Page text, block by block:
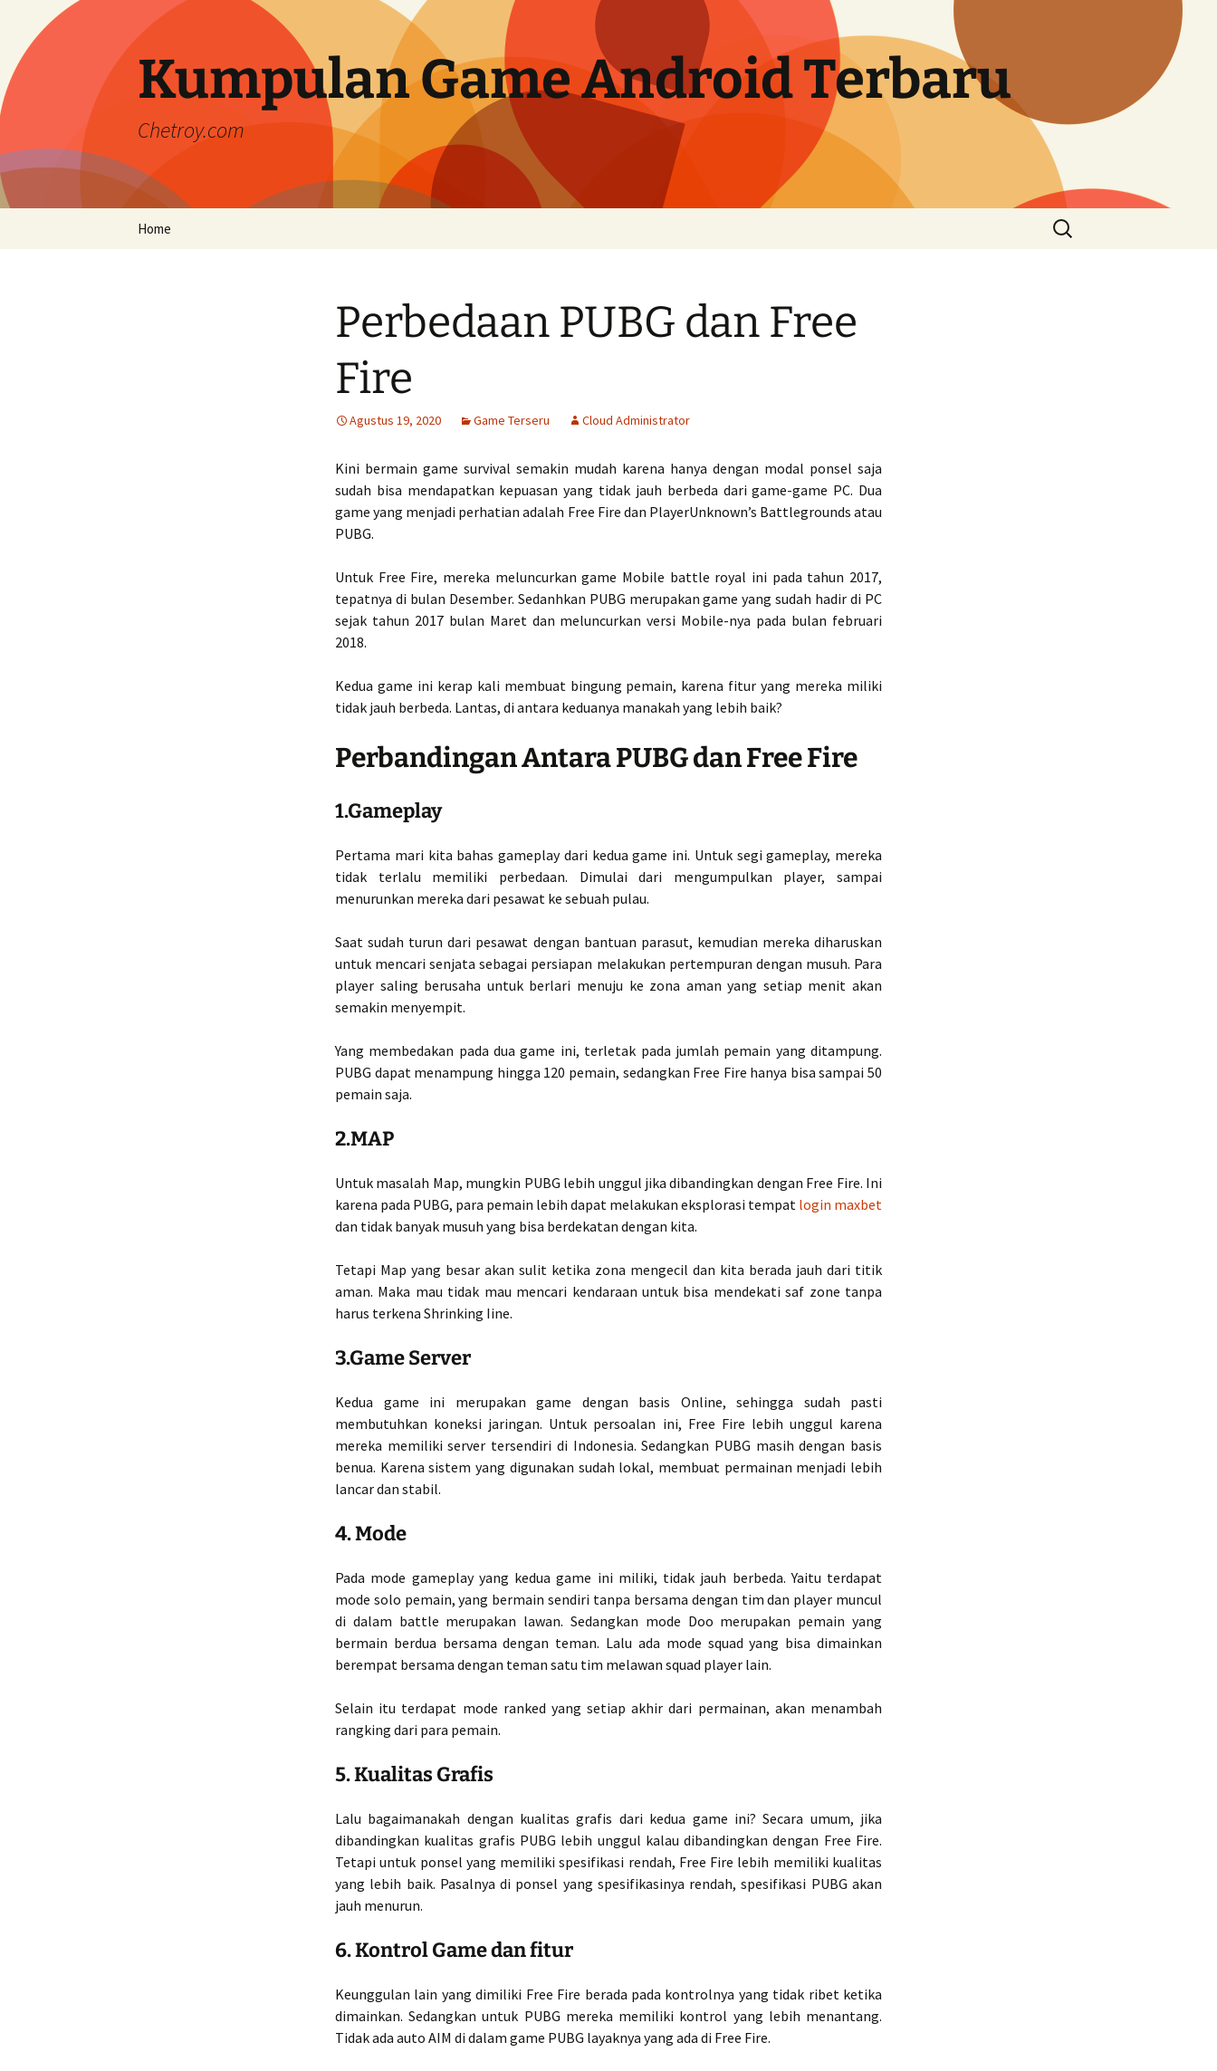
Langsung
Kumpulan Game Android Terbaru
Chetroy.com
Home
Cari
untuk:
Perbedaan PUBG dan Free
Fire
Agustus 19, 2020 Game Terseru Cloud Administrator
Kini bermain game survival semakin mudah karena hanya dengan modal ponsel saja
sudah bisa mendapatkan kepuasan yang tidak jauh berbeda dari game-game PC. Dua
game yang menjadi perhatian adalah Free Fire dan PlayerUnknown’s Battlegrounds atau
PUBG.
Untuk Free Fire, mereka meluncurkan game Mobile battle royal ini pada tahun 2017,
tepatnya di bulan Desember. Sedanhkan PUBG merupakan game yang sudah hadir di PC
sejak tahun 2017 bulan Maret dan meluncurkan versi Mobile-nya pada bulan februari
2018.
Kedua game ini kerap kali membuat bingung pemain, karena fitur yang mereka miliki
tidak jauh berbeda. Lantas, di antara keduanya manakah yang lebih baik?
Perbandingan Antara PUBG dan Free Fire
1.Gameplay
Pertama mari kita bahas gameplay dari kedua game ini. Untuk segi gameplay, mereka
tidak terlalu memiliki perbedaan. Dimulai dari mengumpulkan player, sampai
menurunkan mereka dari pesawat ke sebuah pulau.
Saat sudah turun dari pesawat dengan bantuan parasut, kemudian mereka diharuskan
untuk mencari senjata sebagai persiapan melakukan pertempuran dengan musuh. Para
player saling berusaha untuk berlari menuju ke zona aman yang setiap menit akan
semakin menyempit.
Yang membedakan pada dua game ini, terletak pada jumlah pemain yang ditampung.
PUBG dapat menampung hingga 120 pemain, sedangkan Free Fire hanya bisa sampai 50
pemain saja.
2.MAP
Untuk masalah Map, mungkin PUBG lebih unggul jika dibandingkan dengan Free Fire. Ini
karena pada PUBG, para pemain lebih dapat melakukan eksplorasi tempat login maxbet
dan tidak banyak musuh yang bisa berdekatan dengan kita.
Tetapi Map yang besar akan sulit ketika zona mengecil dan kita berada jauh dari titik
aman. Maka mau tidak mau mencari kendaraan untuk bisa mendekati saf zone tanpa
harus terkena Shrinking Iine.
3.Game Server
Kedua game ini merupakan game dengan basis Online, sehingga sudah pasti
membutuhkan koneksi jaringan. Untuk persoalan ini, Free Fire lebih unggul karena
mereka memiliki server tersendiri di Indonesia. Sedangkan PUBG masih dengan basis
benua. Karena sistem yang digunakan sudah lokal, membuat permainan menjadi lebih
lancar dan stabil.
4. Mode
Pada mode gameplay yang kedua game ini miliki, tidak jauh berbeda. Yaitu terdapat
mode solo pemain, yang bermain sendiri tanpa bersama dengan tim dan player muncul
di dalam battle merupakan lawan. Sedangkan mode Doo merupakan pemain yang
bermain berdua bersama dengan teman. Lalu ada mode squad yang bisa dimainkan
berempat bersama dengan teman satu tim melawan squad player lain.
Selain itu terdapat mode ranked yang setiap akhir dari permainan, akan menambah
rangking dari para pemain.
5. Kualitas Grafis
Lalu bagaimanakah dengan kualitas grafis dari kedua game ini? Secara umum, jika
dibandingkan kualitas grafis PUBG lebih unggul kalau dibandingkan dengan Free Fire.
Tetapi untuk ponsel yang memiliki spesifikasi rendah, Free Fire lebih memiliki kualitas
yang lebih baik. Pasalnya di ponsel yang spesifikasinya rendah, spesifikasi PUBG akan
jauh menurun.
6. Kontrol Game dan fitur
Keunggulan lain yang dimiliki Free Fire berada pada kontrolnya yang tidak ribet ketika
dimainkan. Sedangkan untuk PUBG mereka memiliki kontrol yang lebih menantang.
Tidak ada auto AIM di dalam game PUBG layaknya yang ada di Free Fire.